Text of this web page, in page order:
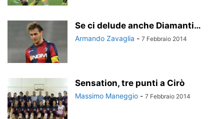
Se ci delude anche Diamanti…
Armando Zavaglia - 7 Febbraio 2014
Sensation, tre punti a Cirò
Massimo Maneggio - 7 Febbraio 2014